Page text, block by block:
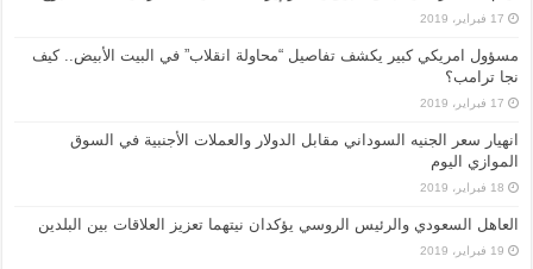
17 فبراير، 2019
مسؤول امريكي كبير يكشف تفاصيل “محاولة انقلاب” في البيت الأبيض.. كيف
نجا ترامب؟
17 فبراير، 2019
انهيار سعر الجنيه السوداني مقابل الدولار والعملات الأجنبية في السوق
الموازي اليوم
18 فبراير، 2019
العاهل السعودي والرئيس الروسي يؤكدان نيتهما تعزيز العلاقات بين البلدين
19 فبراير، 2019